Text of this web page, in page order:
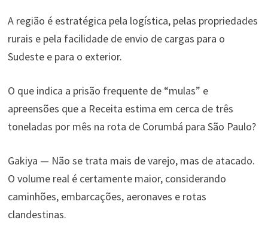
A região é estratégica pela logística, pelas propriedades
rurais e pela facilidade de envio de cargas para o
Sudeste e para o exterior.
O que indica a prisão frequente de “mulas” e
apreensões que a Receita estima em cerca de três
toneladas por mês na rota de Corumbá para São Paulo?
Gakiya — Não se trata mais de varejo, mas de atacado.
O volume real é certamente maior, considerando
caminhões, embarcações, aeronaves e rotas
clandestinas.